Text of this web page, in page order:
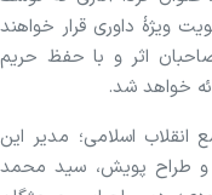
ویژهٔ داوری قرار خواهند
اثر و با حفظ حریم
خواهد شد.
انقلاب اسلامی؛ مدیر این
و طراح پویش، سید محمد